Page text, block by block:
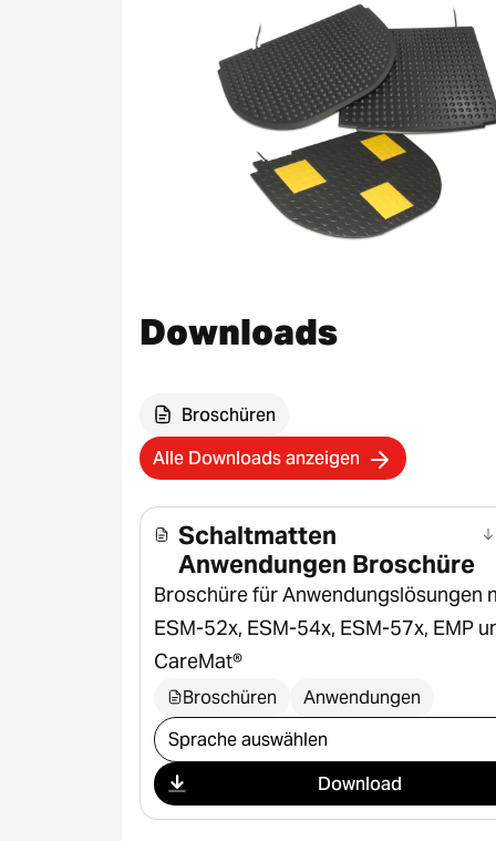
Downloads
Broschüren
Alle Downloads anzeigen
Schaltmatten
Anwendungen Broschüre
Broschüre für Anwendungslösungen
ESM-52x, ESM-54x, ESM-57x, EMP
CareMat®
Broschüren Anwendungen
Download auswählen
Download